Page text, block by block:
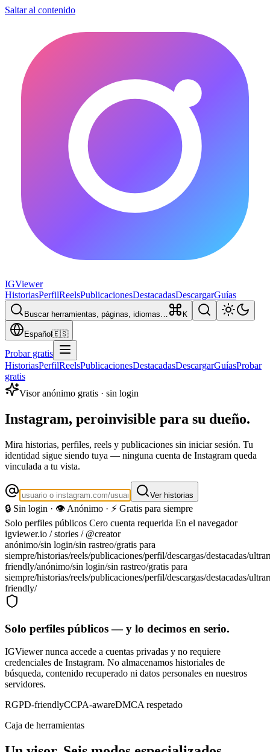
Saltar al contenido
IGViewer
HistoriasPerfilReelsPublicacionesDestacadasDescargarGuías
Buscar herramientas, páginas, idiomas… K
Español 🇪🇸
Probar gratis
HistoriasPerfilReelsPublicacionesDestacadasDescargarGuíasProbar
gratis
Visor anónimo gratis · sin login
Instagram, peroinvisible para su dueño.
Mira historias, perfiles, reels y publicaciones sin iniciar sesión. Tu
identidad sigue siendo tuya — ninguna cuenta de Instagram queda
vinculada a tu vista.
Ver historias
🔒 Sin login · 👁️ Anónimo · ⚡ Gratis para siempre
Solo perfiles públicos Cero cuenta requerida En el navegador
igviewer.io /stories / @creator
anónimo/sin login/sin rastreo/gratis para
siempre/historias/reels/publicaciones/perfil/descargas/destacadas/
friendly/anónimo/sin login/sin rastreo/gratis para
siempre/historias/reels/publicaciones/perfil/descargas/destacadas/
friendly/
Solo perfiles públicos — y lo decimos en serio.
IGViewer nunca accede a cuentas privadas y no requiere
credenciales de Instagram. No almacenamos historiales de
búsqueda, contenido recuperado ni datos personales en nuestros
servidores.
RGPD-friendlyCCPA-awareDMCA respetado
Caja de herramientas